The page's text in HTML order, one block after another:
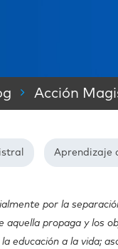
Acción
Aprendizaje
por la
aquella propaga y los
la educación a la vida;